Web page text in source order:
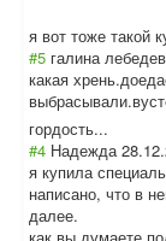
я вот тоже такой
#5 галина
какая
выбрасывали.вус
гордость...
#4 Надежда
я купила
написано, что в
далее.